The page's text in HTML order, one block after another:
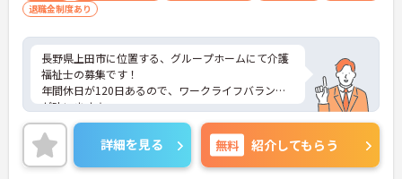
退職金制度あり
長野県上田市に位置する、グループホームにて介護
福祉士の募集です！
年間休日が120日あるので、ワークライフバランス
が叶います☆
また、マイカー通勤可能なので通勤らくらくです♪
ご興味のある方には、面接対策ポイントなど、さら
に詳細をお話しいたしますのでお気軽にご相談くだ
さい！
詳細を見る 無料 紹介してもらう